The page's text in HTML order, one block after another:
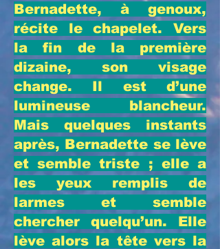
Bernadette, à genoux,
récite le chapelet. Vers
la fin de la première
dizaine, son visage
change. Il est d’une
lumineuse blancheur.
Mais quelques instants
après, Bernadette se lève
et semble triste ; elle a
les yeux remplis de
larmes et semble
chercher quelqu’un. Elle
lève alors la tête vers la